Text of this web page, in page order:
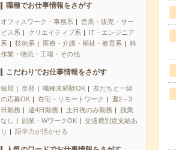
職種でお仕事情報をさがす
オフィスワーク・事務系
営業・販売・サー
ビス系
クリエイティブ系
IT・エンジニア
系
技術系 医療・介護・福祉・教育系
軽
作業・物流・工場・その他
こだわりでお仕事情報をさがす
短期 単発 職種未経験OK
友だちと一緒
の応募OK
在宅・リモートワーク
週2～3
日勤務
週4日勤務 土日祝のみ勤務
残業
なし
副業・WワークOK
交通費別途支給あ
り
語学力が活かせる